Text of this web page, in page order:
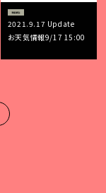
2021.9.17 Update
お天気情報9/17 15:00